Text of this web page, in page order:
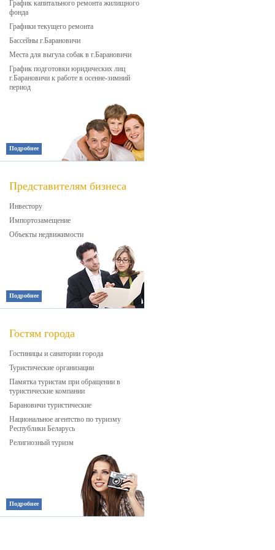
График капитального ремонта жилищного
фонда
Графики текущего ремонта
Бассейны г.Барановичи
Места для выгула собак в г.Барановичи
График подготовки юридических лиц
г.Барановичи к работе в осенне-зимний
период
Подробнее
Представителям бизнеса
Инвестору
Импортозамещение
Объекты недвижимости
Подробнее
Гостям города
Гостиницы и санатории города
Туристические организации
Памятка туристам при обращении в
туристические компании
Барановичи туристические
Национальное агентство по туризму
Республики Беларусь
Религиозный туризм
Подробнее